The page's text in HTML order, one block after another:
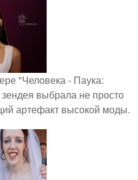
"Человека - Паука:
выбрала не просто
артефакт высокой моды.